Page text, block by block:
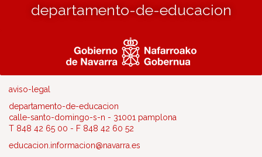
departamento-de-educacion
aviso-legal
departamento-de-educacion
calle-santo-domingo-s-n - 31001 pamplona
T 848 42 65 00 - F 848 42 60 52
educacion.informacion@navarra.es